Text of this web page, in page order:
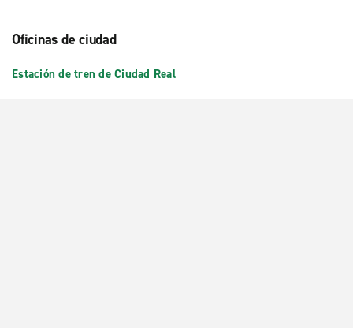
Oficinas de ciudad
Estación de tren de Ciudad Real